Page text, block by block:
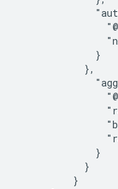
              }
            },
              }
            }
          }